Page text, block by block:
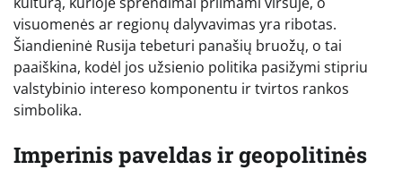
visuomenės ar regionų dalyvavimas yra ribotas.
Šiandieninė Rusija tebeturi panašių bruožų, o tai
paaiškina, kodėl jos užsienio politika pasižymi stipriu
valstybinio intereso komponentu ir tvirtos rankos
simbolika.
Imperinis paveldas ir geopolitinės